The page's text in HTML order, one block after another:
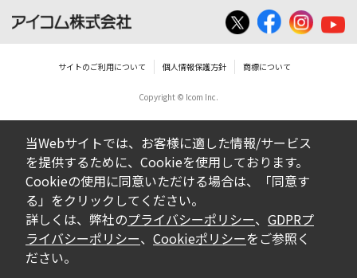
サイトのご利用について 個人情報保護方針 商標について
Copyright © Icom Inc.
当Webサイトでは、お客様に適した情報/サービス
を提供するために、Cookieを使用しております。
Cookieの使用に同意いただける場合は、「同意す
る」をクリックしてください。
詳しくは、弊社のプライバシーポリシー、 GDPRプ
ライバシーポリシー、 Cookieポリシーをご参照く
ださい。